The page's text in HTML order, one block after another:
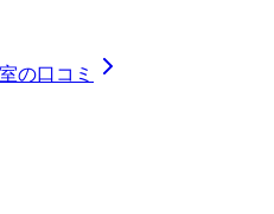
の口コミ